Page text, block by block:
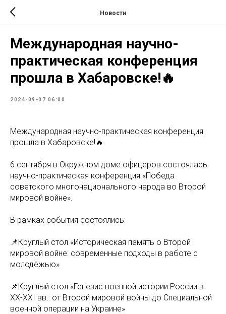
Новости
Международная научно-
практическая конференция
прошла в Хабаровске!🔥
2024-09-07 06:00
Международная научно-практическая конференция
прошла в Хабаровске!🔥
6 сентября в Окружном доме офицеров состоялась
научно-практическая конференция «Победа
советского многонационального народа во Второй
мировой войне».
В рамках события состоялись:
📌Круглый стол «Историческая память о Второй
мировой войне: современные подходы в работе с
молодёжью»
📌Круглый стол «Генезис военной истории России в
XX-XXI вв.: от Второй мировой войны до Специальной
военной операции на Украине»